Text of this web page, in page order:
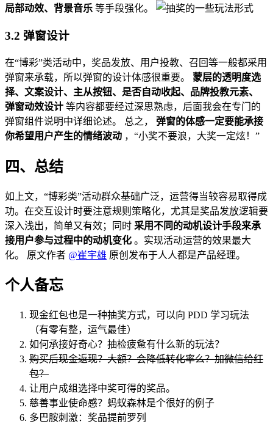
局部动效、背景音乐 等手段强化。
3.2 弹窗设计
在“博彩”类活动中，奖品发放、用户投教、召回等一般都采用
弹窗来承载，所以弹窗的设计体感很重要。 蒙层的透明度选
择、文案设计、主从按钮、是否自动收起、品牌投教元素、
弹窗动效设计 等内容都要经过深思熟虑，后面我会在专门的
弹窗组件说明中详细论述。 总之， 弹窗的体感一定要能承接
你希望用户产生的情绪波动 ，“小奖不要浪，大奖一定炫！”
四、总结
如上文，“博彩类”活动群众基础广泛，运营得当较容易取得成
功。在交互设计时要注意规则策略化，尤其是奖品发放逻辑要
深入浅出，简单又有效；同时 采用不同的动机设计手段来承
接用户参与过程中的动机变化 。实现活动运营的效果最大
化。 原文作者 @崔宇雄 原创发布于人人都是产品经理。
个人备忘
现金红包也是一种抽奖方式，可以向 PDD 学习玩法
（有零有整，运气最佳）
如何承接好奇心？抽检疲惫有什么新的玩法？
购买后现金返现？大额？会降低转化率么？加微信给红
包？
让用户成组选择中奖可得的奖品。
慈善事业使命感？蚂蚁森林是个很好的例子
多巴胺刺激：奖品提前罗列